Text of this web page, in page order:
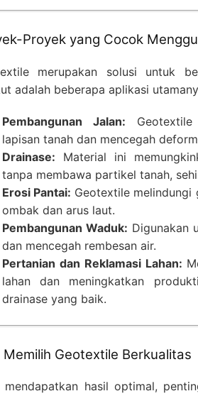
Proyek yang Cocok
merupakan solusi untuk
adalah beberapa aplikasi
Pembangunan Jalan: Geotextile
lapisan tanah dan mencegah
Drainase: Material ini
tanpa membawa partikel tanah,
Erosi Pantai: Geotextile melindungi
ombak dan arus laut.
Pembangunan Waduk: Digunakan
dan mencegah rembesan air.
Pertanian dan Reklamasi Lahan:
lahan dan meningkatkan
drainase yang baik.
Memilih Geotextile Berkualitas
mendapatkan hasil optimal,